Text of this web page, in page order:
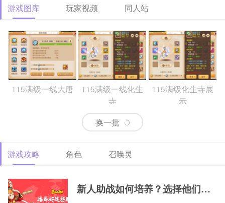
游戏图库 玩家视频 同人站
115满级一线大唐
115满级一线化生
寺
115满级化生寺展
示
示
示
换一批
游戏攻略 角色 召唤灵
新人助战如何培养？选择他们，一